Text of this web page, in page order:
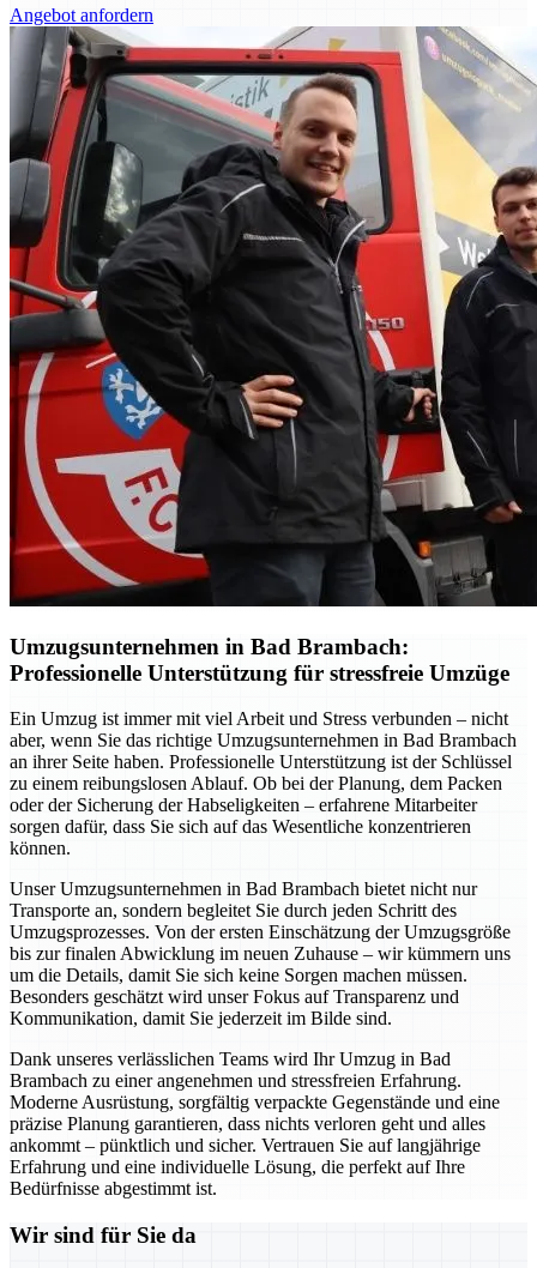
Angebot anfordern
Umzugsunternehmen in Bad Brambach:
Professionelle Unterstützung für stressfreie Umzüge
Ein Umzug ist immer mit viel Arbeit und Stress verbunden – nicht
aber, wenn Sie das richtige Umzugsunternehmen in Bad Brambach
an ihrer Seite haben. Professionelle Unterstützung ist der Schlüssel
zu einem reibungslosen Ablauf. Ob bei der Planung, dem Packen
oder der Sicherung der Habseligkeiten – erfahrene Mitarbeiter
sorgen dafür, dass Sie sich auf das Wesentliche konzentrieren
können.
Unser Umzugsunternehmen in Bad Brambach bietet nicht nur
Transporte an, sondern begleitet Sie durch jeden Schritt des
Umzugsprozesses. Von der ersten Einschätzung der Umzugsgröße
bis zur finalen Abwicklung im neuen Zuhause – wir kümmern uns
um die Details, damit Sie sich keine Sorgen machen müssen.
Besonders geschätzt wird unser Fokus auf Transparenz und
Kommunikation, damit Sie jederzeit im Bilde sind.
Dank unseres verlässlichen Teams wird Ihr Umzug in Bad
Brambach zu einer angenehmen und stressfreien Erfahrung.
Moderne Ausrüstung, sorgfältig verpackte Gegenstände und eine
präzise Planung garantieren, dass nichts verloren geht und alles
ankommt – pünktlich und sicher. Vertrauen Sie auf langjährige
Erfahrung und eine individuelle Lösung, die perfekt auf Ihre
Bedürfnisse abgestimmt ist.
Wir sind für Sie da